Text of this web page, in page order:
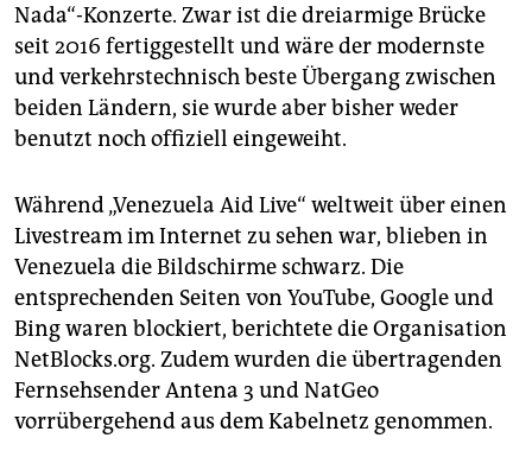
Nada“-Konzerte. Zwar ist die dreiarmige Brücke
seit 2016 fertiggestellt und wäre der modernste
und verkehrstechnisch beste Übergang zwischen
beiden Ländern, sie wurde aber bisher weder
benutzt noch offiziell eingeweiht.
Während „Venezuela Aid Live“ weltweit über einen
Livestream im Internet zu sehen war, blieben in
Venezuela die Bildschirme schwarz. Die
entsprechenden Seiten von YouTube, Google und
Bing waren blockiert, berichtete die Organisation
NetBlocks.org. Zudem wurden die übertragenden
Fernsehsender Antena 3 und NatGeo
vorrübergehend aus dem Kabelnetz genommen.